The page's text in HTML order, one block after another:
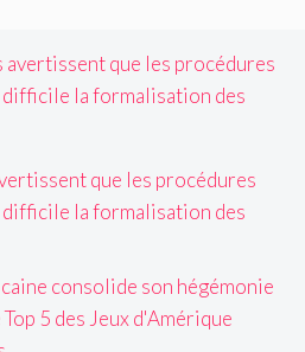
que les procédures
la formalisation des